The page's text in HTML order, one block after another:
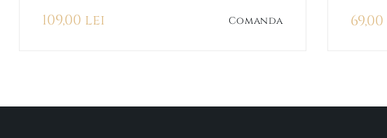
109,00 lei Comanda 69,00